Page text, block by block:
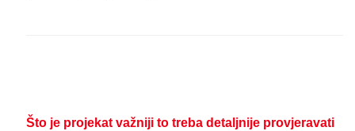
Što je projekat važniji to treba detaljnije provjeravati